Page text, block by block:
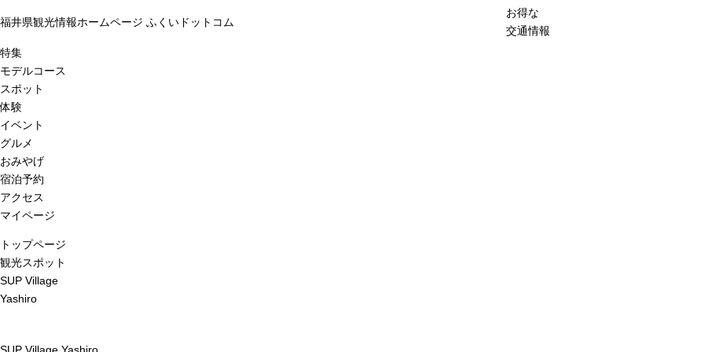
福井県観光情報ホームページ ふくいドットコム
お得な
交通情報
特集
モデルコース
スポット
体験
イベント
グルメ
おみやげ
宿泊予約
アクセス
マイページ
トップページ
観光スポット
SUP Village
Yashiro